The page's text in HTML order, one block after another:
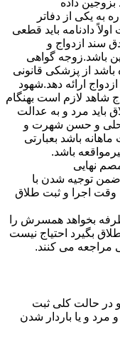
داده
به یکی از دفاتر
دادنامه باید قطعی
سند ازدواج و
باشد.زوجه گواهی
از پزشکی قانونی
ارائه دهد.شهود
شاهد لازم است بهنگام
مرد و به عدالت
و حسن شهرت و
باشد بعبارتی
باشد.
نهایی
و ضمن توجیه شدن با
وقت اجرا و ثبت طلاق
بخواهد همسرش را
بگیرد احتیاج نیست
مراجعه می کنند.
در حالت کلی ثبت
مرد و یا باردار شدن